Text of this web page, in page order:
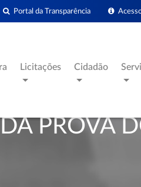
Portal da Transparência
Licitações Cidadão
PROVA